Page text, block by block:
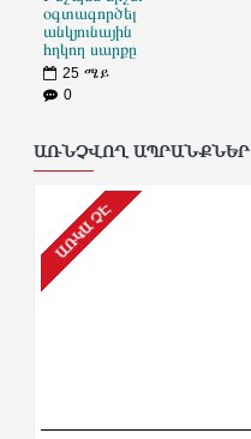
օգտագործել
անկյունային
հղկող սարքը
25 ሜይ
0
ԱՌՆՉՎՈՂ ԱՊՐԱՆՔՆԵՐ
ԱՌԿԱ ՉԷ